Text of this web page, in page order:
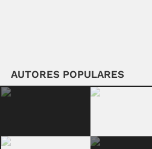
AUTORES POPULARES